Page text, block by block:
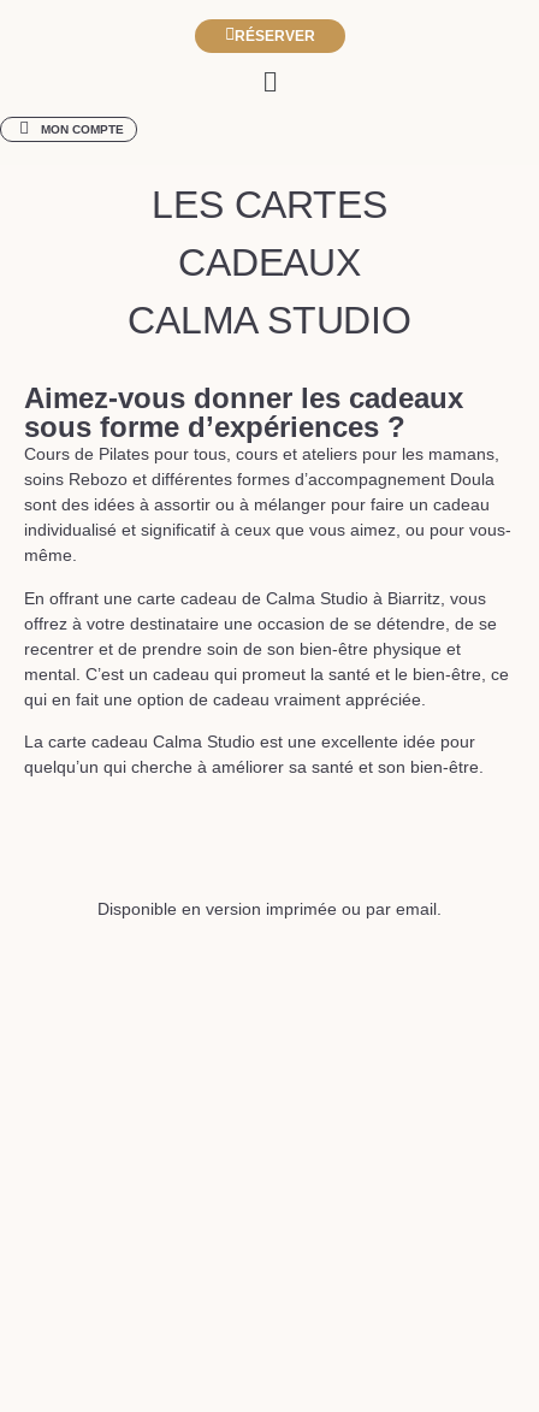
RÉSERVER
MON COMPTE
LES CARTES
CADEAUX
CALMA STUDIO
Aimez-vous donner les cadeaux
sous forme d’expériences ?
Cours de Pilates pour tous, cours et ateliers pour les mamans,
soins Rebozo et différentes formes d’accompagnement Doula
sont des idées à assortir ou à mélanger pour faire un cadeau
individualisé et significatif à ceux que vous aimez, ou pour vous-
même.
En offrant une carte cadeau de Calma Studio à Biarritz, vous
offrez à votre destinataire une occasion de se détendre, de se
recentrer et de prendre soin de son bien-être physique et
mental. C’est un cadeau qui promeut la santé et le bien-être, ce
qui en fait une option de cadeau vraiment appréciée.
La carte cadeau Calma Studio est une excellente idée pour
quelqu’un qui cherche à améliorer sa santé et son bien-être.
Disponible en version imprimée ou par email.